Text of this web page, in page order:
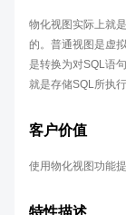
物化视图实际上就
的。普通视图是虚
是转换为对SQL语
就是存储SQL所执
客户价值
使用物化视图功能
特性描述